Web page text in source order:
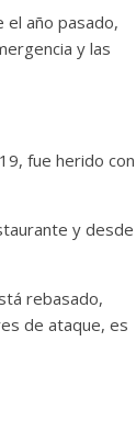
año pasado,
y las
fue herido con
y desde
rebasado,
de ataque, es